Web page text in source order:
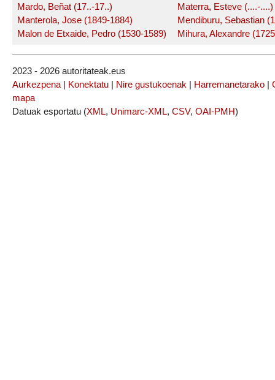
Mardo, Beñat (17..-17..)
Manterola, Jose (1849-1884)
Malon de Etxaide, Pedro (1530-1589)
Materra, Esteve (....-....)
Mendiburu, Sebastian
Mihura, Alexandre
2023 - 2026 autoritateak.eus
Aurkezpena | Konektatu | Nire gustukoenak | Harremanetarako |
mapa
Datuak esportatu (XML, Unimarc-XML, CSV, OAI-PMH)